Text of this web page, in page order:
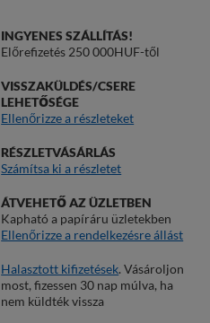
INGYENES SZÁLLÍTÁS!
Előrefizetés 250 000HUF-től
VISSZAKÜLDÉS/CSERE
LEHETŐSÉGE
Ellenőrizze a részleteket
RÉSZLETVÁSÁRLÁS
Számítsa ki a részletet
ÁTVEHETŐ AZ ÜZLETBEN
Kapható a papíráru üzletekben
Ellenőrizze a rendelkezésre állást
Halasztott kifizetések. Vásároljon
most, fizessen 30 nap múlva, ha
nem küldték vissza